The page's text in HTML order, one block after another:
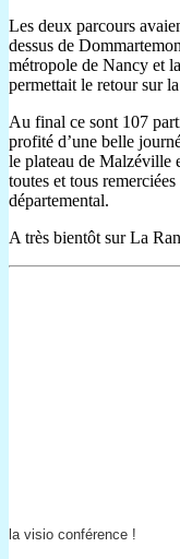
Les deux parcours
dessus de
métropole de Nancy et
permettait le retour sur
Au final ce sont 107
profité d’une belle
le plateau de Malzéville
toutes et tous
départemental.
A très bientôt sur La
la visio conférence !